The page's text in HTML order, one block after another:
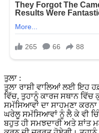
ਤੁਲਾ :
ਤੁਲਾ ਰਾਸ਼ੀ ਵਾਲਿਆਂ ਲਈ ਇਹ
ਵਿੱਚ, ਤੁਹਾਨੂੰ ਕਾਰਜ ਸਥਾਨ ਵਿੱਚ
ਸਮੱਸਿਆਵਾਂ ਦਾ ਸਾਹਮਣਾ
ਘਰੇਲੂ ਸਮੱਸਿਆਵਾਂ ਨੂੰ ਲੈ ਕੇ ਵੀ
ਬਹੁਤ ਹੀ ਸਮਝਦਾਰੀ ਅਤੇ ਸ਼ਾਂਤ